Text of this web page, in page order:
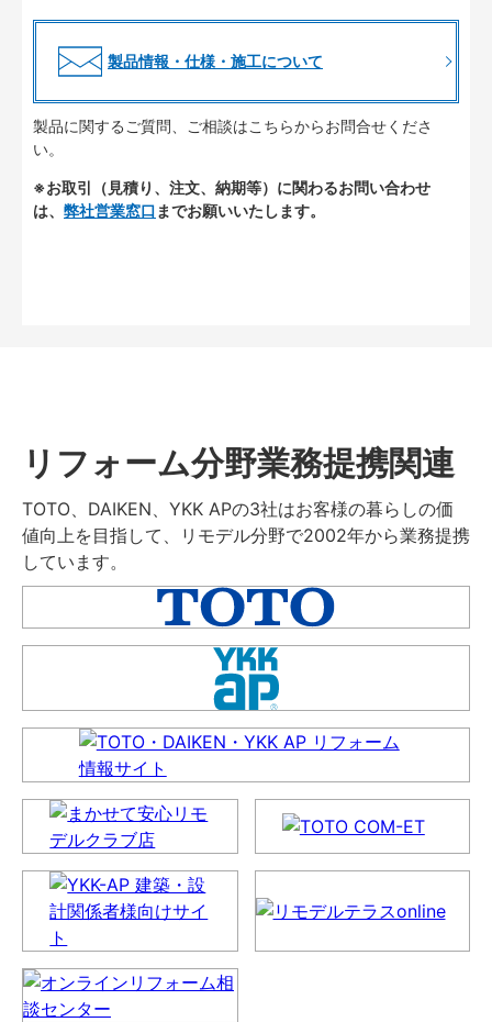
製品情報・仕様・施工について
製品に関するご質問、ご相談はこちらからお問合せくださ
い。
※お取引（見積り、注文、納期等）に関わるお問い合わせ
は、 弊社営業窓口 までお願いいたします。
リフォーム分野業務提携関連
TOTO、DAIKEN、YKK APの3社はお客様の暮らしの価
値向上を目指して、リモデル分野で2002年から業務提携
しています。